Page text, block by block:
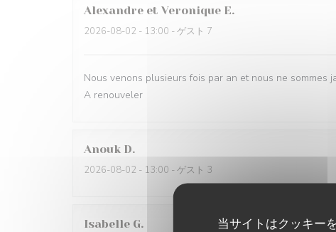
当サイトはクッキー
Alexandre et Veronique E
2026-08-02 - 13:00 - ゲスト 7
Nous venons plusieurs fois par an et nous ne sommes
A renouveler
Anouk D
2026-08-02 - 13:00 - ゲスト 3
Isabelle G